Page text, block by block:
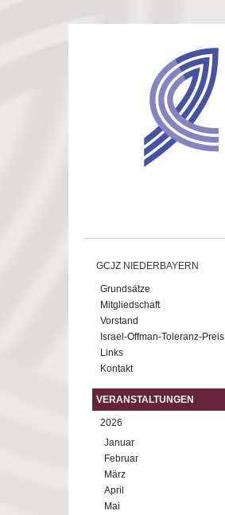
GCJZ NIEDERBAYERN
Grundsätze
Mitgliedschaft
Vorstand
Israel-Offman-Toleranz-Preis
Links
Kontakt
VERANSTALTUNGEN
2026
Januar
Februar
März
April
Mai